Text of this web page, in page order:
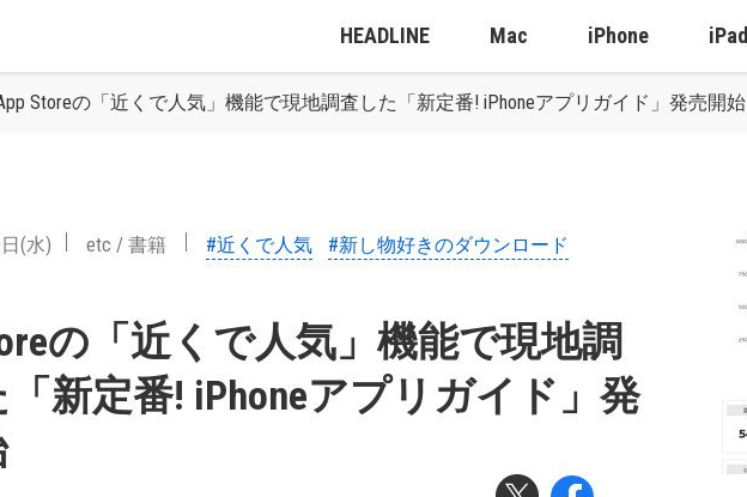
HEADLINE Mac iPhone iPad
Storeの「近くで人気」機能で現地調査した「新定番! iPhoneアプリガイド」発売開始
(水) etc / 書籍 #近くで人気 #新し物好きのダウンロード
の「近くで人気」機能で現地調
新定番! iPhoneアプリガイド」発